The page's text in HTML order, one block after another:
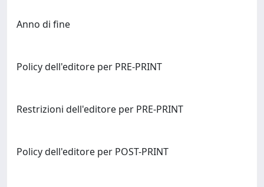
Anno di fine
Policy dell'editore per PRE-PRINT
Restrizioni dell'editore per PRE-PRINT
Policy dell'editore per POST-PRINT